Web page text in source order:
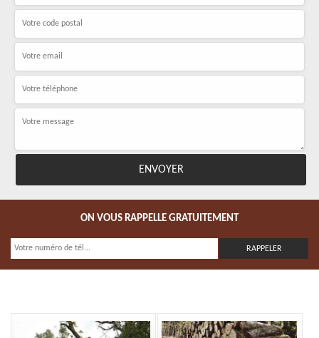
ON VOUS RAPPELLE GRATUITEMENT